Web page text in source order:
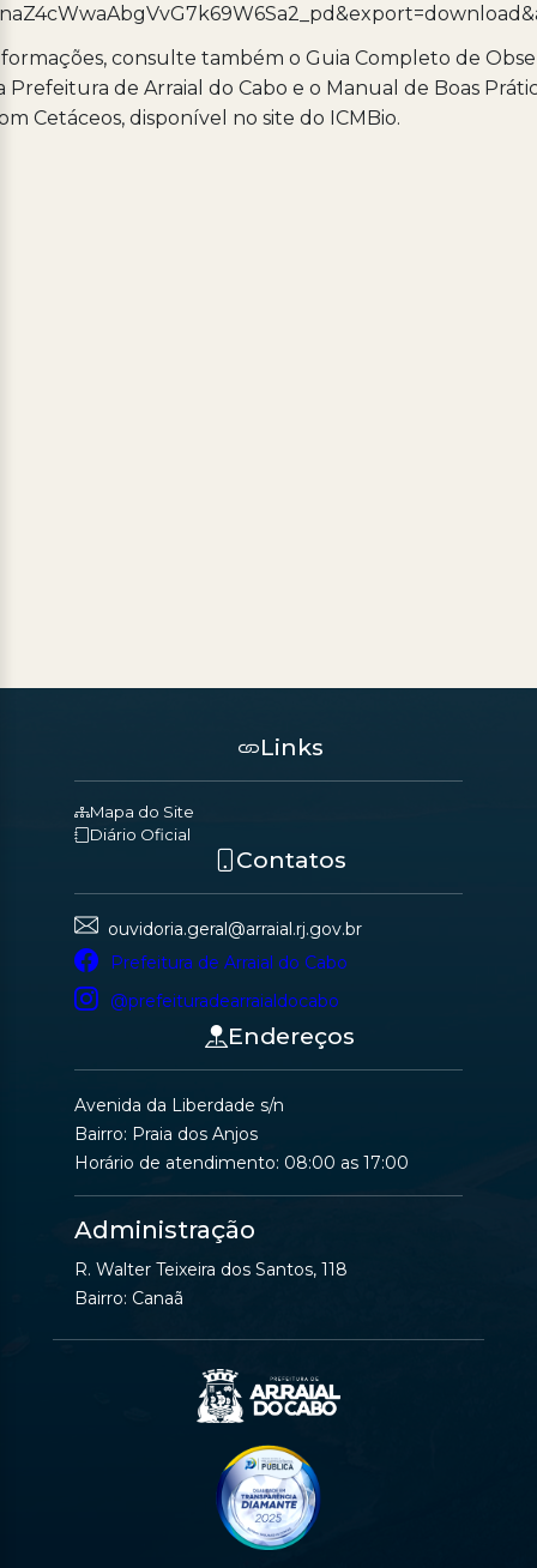
consulte também o Guia Completo de
Prefeitura de Arraial do Cabo e o Manual de Boas
Cetáceos, disponível no site do ICMBio.
Links
Mapa do Site
Diário Oficial
Contatos
ouvidoria.geral@arraial.rj.gov.br
Prefeitura de Arraial do Cabo
@prefeituradearraialdocabo
Endereços
Avenida da Liberdade s/n
Bairro: Praia dos Anjos
Horário de atendimento: 08:00 as 17:00
Administração
R. Walter Teixeira dos Santos, 118
Bairro: Canaã